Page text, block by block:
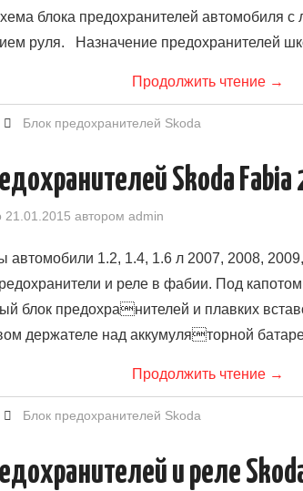
блока предохранителей автомобиля
руля. Назначение предохранителей
Продолжить чтение →
Блок предохранителей Skoda
Skoda Fabia
21.01.2015 автором admin
автомобили 1.2, 1.4, 1.6 л 2007, 2008,
и реле в фабии. Под
блок предохранителей и плавких
держателе над аккумуляторной
Продолжить чтение →
Блок предохранителей Skoda
и реле